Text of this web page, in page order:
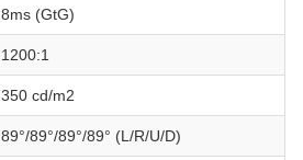
8ms (GtG)
1200:1
350 cd/m2
89°/89°/89°/89° (L/R/U/D)